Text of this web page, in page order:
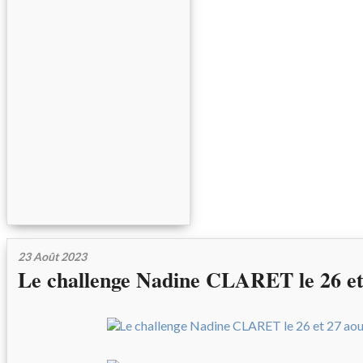
23 Août 2023
Le challenge Nadine CLARET le 26